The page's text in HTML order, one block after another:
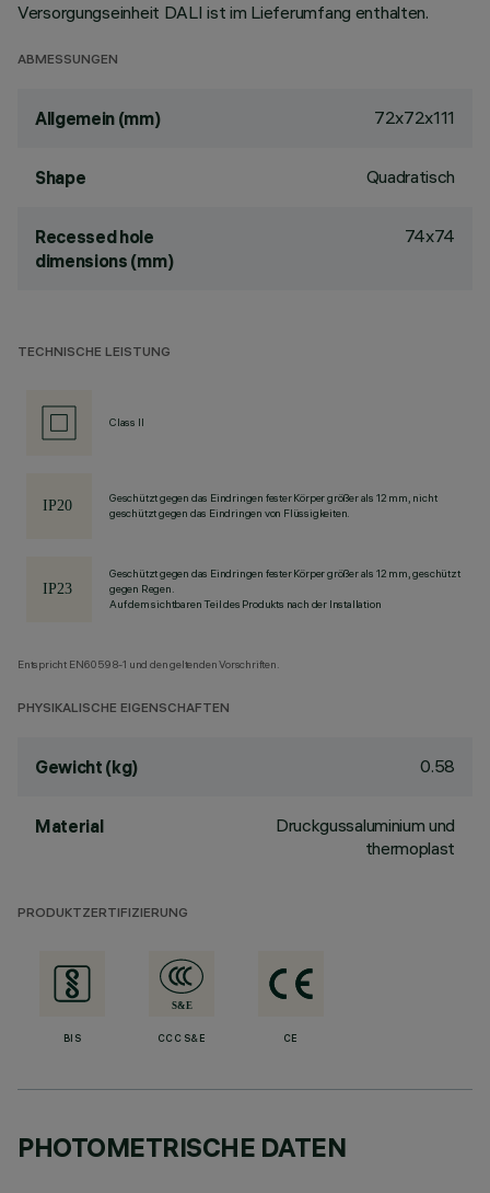
Versorgungseinheit DALI ist im Lieferumfang enthalten.
ABMESSUNGEN
Allgemein (mm) 72x72x111
Shape Quadratisch
Recessed hole
dimensions (mm)
74x74
TECHNISCHE LEISTUNG
Class II
Geschützt gegen das Eindringen fester Körper größer als 12 mm, nicht
geschützt gegen das Eindringen von Flüssigkeiten.
Geschützt gegen das Eindringen fester Körper größer als 12 mm, geschützt
gegen Regen.
Auf dem sichtbaren Teil des Produkts nach der Installation
Entspricht EN60598-1 und den geltenden Vorschriften.
PHYSIKALISCHE EIGENSCHAFTEN
Gewicht (kg) 0.58
Material
Druckgussaluminium und
thermoplast
PRODUKTZERTIFIZIERUNG
BIS CCC S&E CE
PHOTOMETRISCHE DATEN